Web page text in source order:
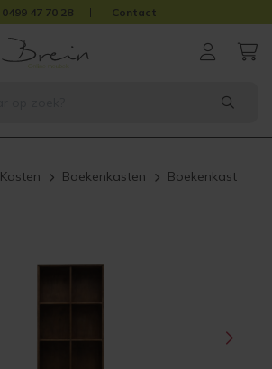
0499 47 70 28 Contact
Kasten Boekenkasten
Boekenkast